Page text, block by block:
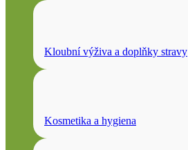
Kloubní výživa a doplňky stravy
Kosmetika a hygiena